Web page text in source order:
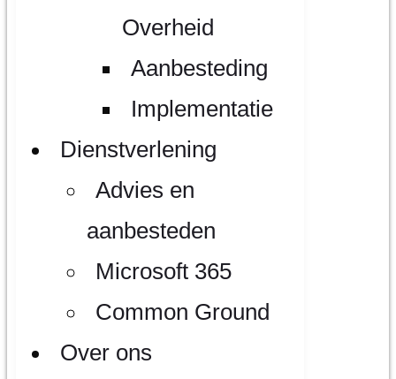
Overheid
Aanbesteding
Implementatie
Dienstverlening
Advies en
aanbesteden
Microsoft 365
Common Ground
Over ons